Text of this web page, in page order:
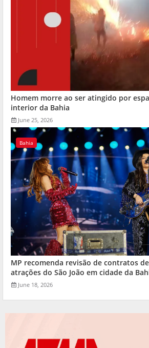
Homem morre ao ser atingido por
interior da Bahia
June 25, 2026
Bahia
MP recomenda revisão de contratos
atrações do São João em cidade da
June 18, 2026